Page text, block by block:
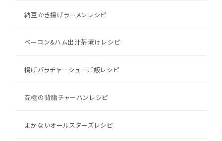
納豆かき揚げラーメンレシピ
ベーコン&ハム出汁茶漬けレシピ
揚げバラチャーシューご飯レシピ
究極の背脂チャーハンレシピ
まかないオールスターズレシピ